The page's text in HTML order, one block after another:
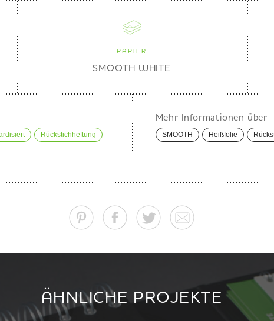
PAPIER
SMOOTH WHITE
Rückstichheftung
Mehr Informationen über
SMOOTH Heißfolie
ÄHNLICHE PROJEKTE